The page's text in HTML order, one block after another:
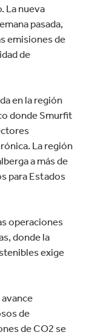
La nueva
pasada,
emisiones de
de
en la región
donde Smurfit
La región
a más de
para Estados
operaciones
donde la
exige
de
de CO2 se